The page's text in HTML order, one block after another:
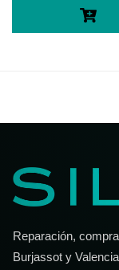
Reparación,
Burjassot y